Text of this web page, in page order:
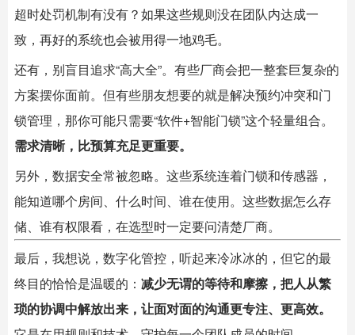
超时处罚机制有没有？如果这些规则没在团队内达成一
致，再好的系统也会被用得一地鸡毛。
还有，别盲目追求“高大全”。有些厂商会把一整套巨复杂的
方案摆你面前。但有些朋友想要的就是解决预约冲突和门
锁管理，那你可能只需要“软件+智能门锁”这个轻量组合。
需求清晰，比预算充足更重要。
另外，数据安全常被忽略。这些系统连着门锁和传感器，
能知道哪个房间、什么时间、谁在使用。这些数据怎么存
储、谁有权限看，在选型时一定要问清楚厂商。
最后，我想说，数字化管控，听起来冷冰冰的，但它的最
终目的恰恰是温暖的： 减少无谓的等待和摩擦，把人从繁
琐的协调中解放出来，让面对面的沟通更专注、更高效。